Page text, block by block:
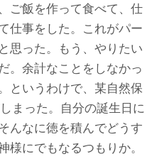
ご飯を作って食べて、仕
仕事をした。これがパー
思った。もう、やりたい
。余計なことをしなかっ
というわけで、某自然保
まった。自分の誕生日に
んなに徳を積んでどうす
様にでもなるつもりか。